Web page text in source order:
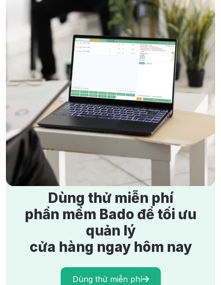
Hộ kinh doanh cá thể có cần phần mềm quản lý bán hàng
22/7/2026
76 lượt xem
Hộ kinh doanh
Phần mềm cho hộ kinh doanh
7 Cách Tìm Mặt Bằng Kinh Doanh Vừa Đẹp Vừa Rẻ
3246 lượt xem
Dữ liệu kinh doanh
Chủ kinh doanh
15 Bài Tập Tình Huống Chăm Sóc Khách Hàng Phổ Biến
Nhất
3189 lượt xem
Kinh Nghiệm Kinh Doanh Áo Dài Thành Công, Đông
Khách
6/6/2024 2998 lượt xem
Dùng thử miễn phí
phần mềm Bado để tối ưu
quản lý
cửa hàng ngay hôm nay
Dùng thử miễn phí